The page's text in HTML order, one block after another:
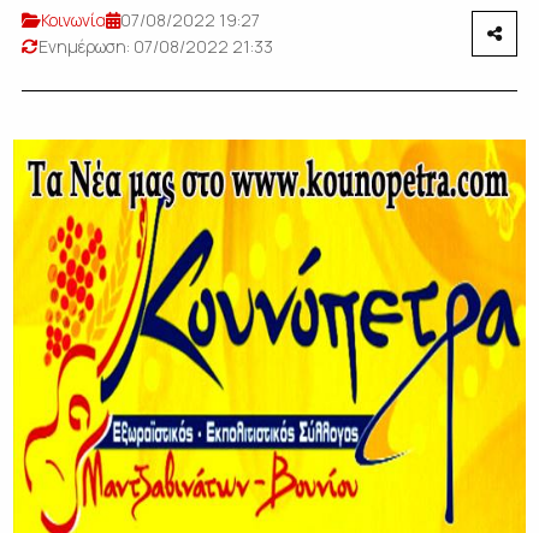
Κοινωνία
07/08/2022 19:27
Ενημέρωση: 07/08/2022 21:33